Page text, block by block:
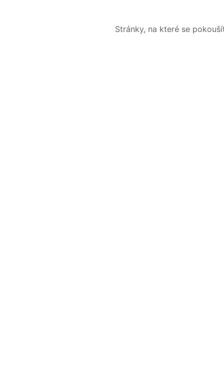
Stránky, na které se